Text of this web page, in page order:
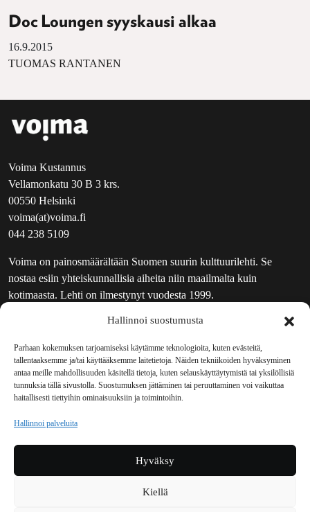
Hallinnoi suostumusta
Parhaan kokemuksen tarjoamiseksi käytämme teknologioita, kuten evästeitä,
tallentaaksemme ja/tai käyttääksemme laitetietoja. Näiden tekniikoiden hyväksyminen
antaa meille mahdollisuuden käsitellä tietoja, kuten selauskäyttäytymistä tai yksilöllisiä
tunnuksia tällä sivustolla. Suostumuksen jättäminen tai peruuttaminen voi vaikuttaa
haitallisesti tiettyihin ominaisuuksiin ja toimintoihin.
Hallinnoi palveluita
Hyväksy
Kiellä
Doc Loungen syyskausi alkaa
16.9.2015
TUOMAS RANTANEN
Voima Kustannus
Vellamonkatu 30 B 3 krs.
00550 Helsinki
voima(at)voima.fi
044 238 5109
Voima on painosmäärältään Suomen suurin kulttuurilehti. Se
nostaa esiin yhteiskunnallisia aiheita niin maailmalta kuin
kotimaasta. Lehti on ilmestynyt vuodesta 1999.
UUTISKIRJE
MAINOSTAJILLE
VASTAMAINOKSET
JAKELUPAIKAT
REKISTERISELOSTE
TILAUKSEN PERUUTUSPYYNTÖ
TILAUSOHJEET JA -EHDOT